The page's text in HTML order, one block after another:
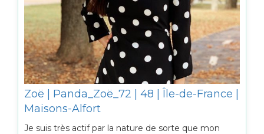
Zoë | Panda_Zoë_72 | 48 | Île-de-France |
Maisons-Alfort
Je suis très actif par la nature de sorte que mon